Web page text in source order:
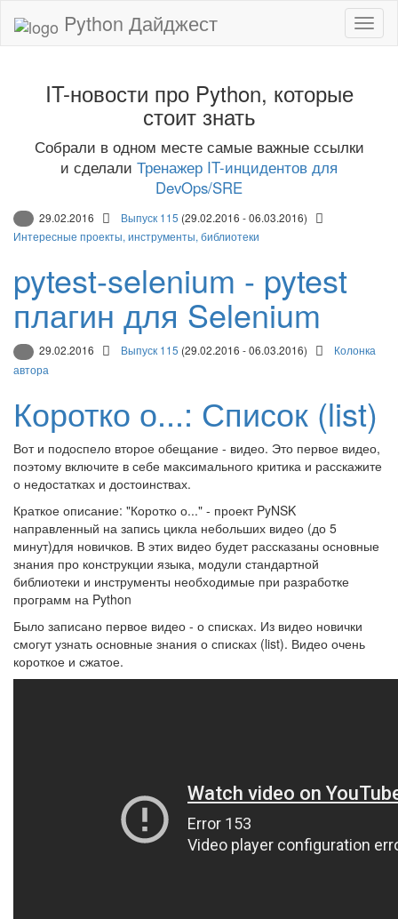
Python Дайджест
IT-новости про Python, которые
стоит знать
Собрали в одном месте самые важные ссылки
и сделали Тренажер IT-инцидентов для
DevOps/SRE
29.02.2016 Выпуск 115 (29.02.2016 - 06.03.2016)
Интересные проекты, инструменты, библиотеки
pytest-selenium - pytest
плагин для Selenium
29.02.2016 Выпуск 115 (29.02.2016 - 06.03.2016)
Колонка
автора
Коротко о...: Список (list)
Вот и подоспело второе обещание - видео. Это первое видео,
поэтому включите в себе максимального критика и расскажите
о недостатках и достоинствах.
Краткое описание: "Коротко о..." - проект PyNSK
направленный на запись цикла небольших видео (до 5
минут)для новичков. В этих видео будет рассказаны основные
знания про конструкции языка, модули стандартной
библиотеки и инструменты необходимые при разработке
программ на Python
Было записано первое видео - о списках. Из видео новички
смогут узнать основные знания о списках (list). Видео очень
короткое и сжатое.